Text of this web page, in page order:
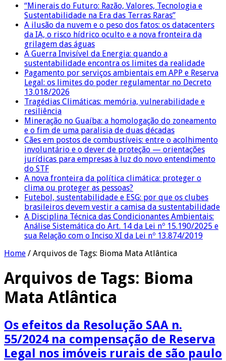
“Minerais do Futuro: Razão, Valores, Tecnologia e
Sustentabilidade na Era das Terras Raras”
A ilusão da nuvem e o peso dos fatos: os datacenters
da IA, o risco hídrico oculto e a nova fronteira da
grilagem das águas
A Guerra Invisível da Energia: quando a
sustentabilidade encontra os limites da realidade
Pagamento por serviços ambientais em APP e Reserva
Legal: os limites do poder regulamentar no Decreto
13.018/2026
Tragédias Climáticas: memória, vulnerabilidade e
resiliência
Mineração no Guaíba: a homologação do zoneamento
e o fim de uma paralisia de duas décadas
Cães em postos de combustíveis: entre o acolhimento
involuntário e o dever de proteção — orientações
jurídicas para empresas à luz do novo entendimento
do STF
A nova fronteira da política climática: proteger o
clima ou proteger as pessoas?
Futebol, sustentabilidade e ESG: por que os clubes
brasileiros devem vestir a camisa da sustentabilidade
A Disciplina Técnica das Condicionantes Ambientais:
Análise Sistemática do Art. 14 da Lei nº 15.190/2025 e
sua Relação com o Inciso XI da Lei nº 13.874/2019
Home / Arquivos de Tags: Bioma Mata Atlântica
Arquivos de Tags: Bioma
Mata Atlântica
Os efeitos da Resolução SAA n.
55/2024 na compensação de Reserva
Legal nos imóveis rurais de são paulo